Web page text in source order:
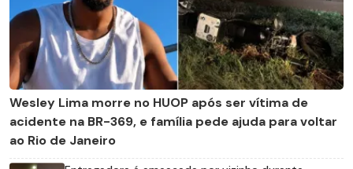
Wesley Lima morre no HUOP após ser vítima de
acidente na BR-369, e família pede ajuda para voltar
ao Rio de Janeiro